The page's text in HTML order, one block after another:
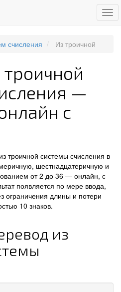
счисления Из троичной
—
с
троичной системы счисления в
шестнадцатеричную и
от 2 до 36 — онлайн, с
появляется по мере ввода,
ограничения длины и потери
10 знаков.
из